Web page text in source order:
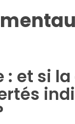
: et si